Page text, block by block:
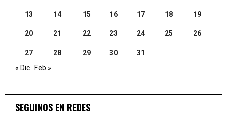
13 14 15 16 17 18 19
20 21 22 23 24 25 26
27 28 29 30
31
« Dic
Feb »
SEGUINOS EN REDES